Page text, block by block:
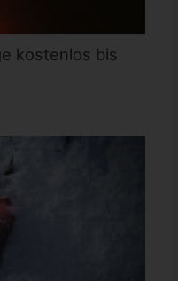
kostenlos bis